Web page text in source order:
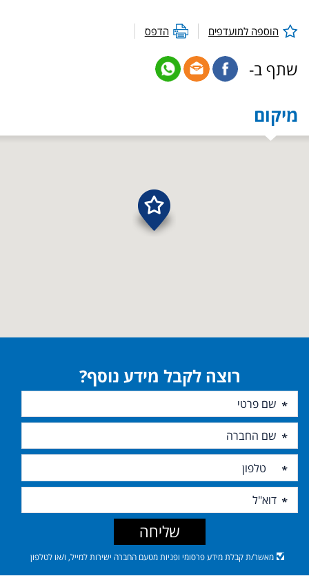
הוספה למועדפים הדפס
שתף ב-
מיקום
רוצה לקבל מידע נוסף?
מאשר/ת קבלת מידע פרסומי ופניות מטעם החברה ישירות למייל, ו/או לטלפון
שליחה